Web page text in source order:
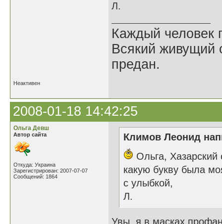
Л.
Каждый человек
Всякий живущий
предан.
Неактивен
2008-01-18 14:42:25
Ольга Девш
Автор сайта
Откуда: Украина
Зарегистрирован: 2007-07-07
Сообщений: 1864
Климов Леонид
Ольга, Хазарский
какую букву была
с улыбкой,
Л.
Увы, я в масках